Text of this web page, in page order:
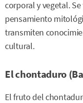
corporal y vegetal.
pensamiento
transmiten
cultural.
El chontaduro
El fruto del